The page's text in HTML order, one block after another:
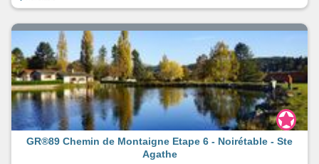
GR®89 Chemin de Montaigne Etape 6 - Noirétable - Ste
Agathe